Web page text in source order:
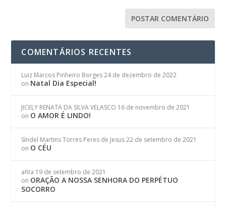
COMENTÁRIOS RECENTES
Luiz Marcos Pinheiro Borges 24 de dezembro de 2022
on Natal Dia Especial!
JICELY RENATA DA SILVA VELASCO 16 de novembro de 2021
on O AMOR É LINDO!
Síndel Martins Torres Peres de Jesus 22 de setembro de 2021
on O CÉU
afita 19 de setembro de 2021
on ORAÇÃO A NOSSA SENHORA DO PERPÉTUO
SOCORRO